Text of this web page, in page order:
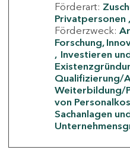
Förderart:
Privatpersonen
Förderzweck:
Forschung,
Investieren
Qualifizierung/
Weiterbildung/
von
Sachanlagen